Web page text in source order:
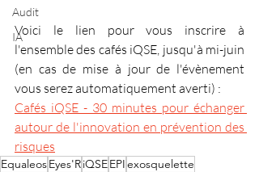
Audit
IA
Voici le lien pour vous inscrire à
l'ensemble des cafés iQSE, jusqu'à mi-juin
(en cas de mise à jour de l'évènement
vous serez automatiquement averti) :
Cafés iQSE - 30 minutes pour échanger
autour de l'innovation en prévention des
risques
EqualeosEyes'RiQSEEPIexosquelette